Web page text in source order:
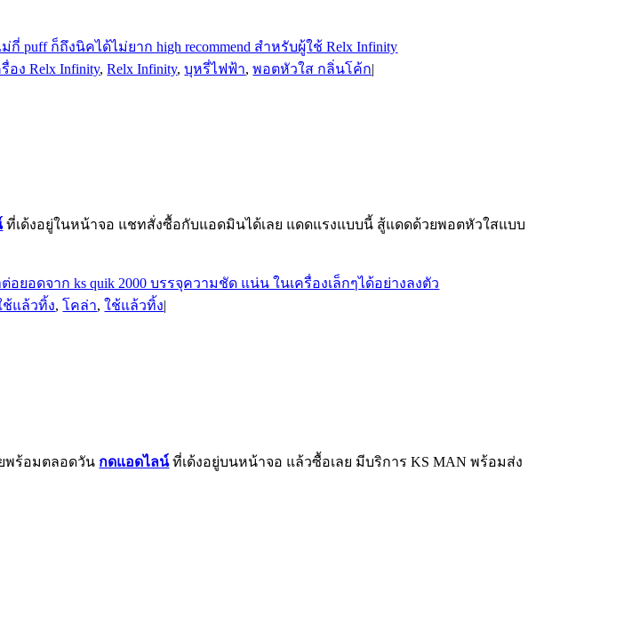
อง Relx Infinity,Relx Infinity,บุหรี่ไฟฟ้า,พอตหัวใส กลิ่นโค้ก|
ที่เด้งอยู่ในหน้าจอ แชทสั่งซื้อกับแอดมินได้เลย แดดแรงแบบนี้ สู้แดดด้วยพอตหัวใสแบบ
แล้วทิ้ง,โคล่า,ใช้แล้วทิ้ง|
พร้อมตลอดวัน กดแอดไลน์ที่เด้งอยู่บนหน้าจอ แล้วซื้อเลย มีบริการ KS MAN พร้อมส่ง